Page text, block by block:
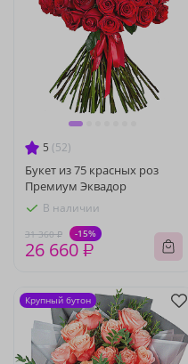
5 (52)
Букет из 75 красных роз
Премиум Эквадор
В наличии
31 360 ₽ -15%
26 660 ₽
Крупный бутон